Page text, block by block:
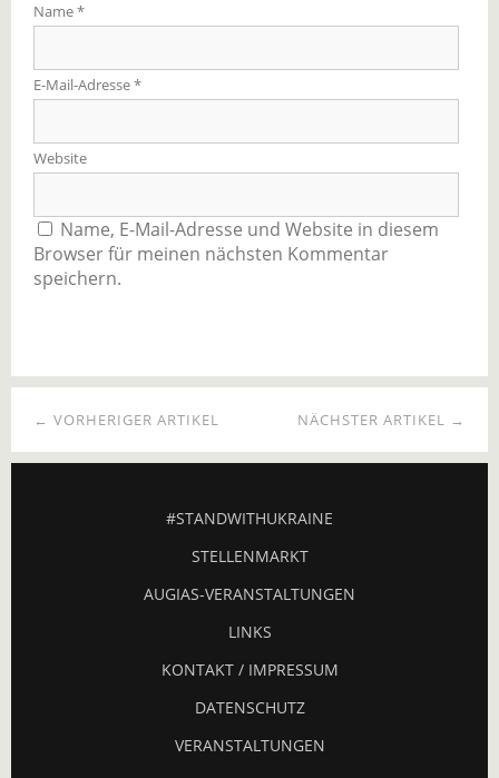
Name*
E-Mail-Adresse*
Website
Name, E-Mail-Adresse und Website in diesem
Browser für meinen nächsten Kommentar
speichern.
NÄCHSTER ARTIKEL →
← VORHERIGER ARTIKEL
#STANDWITHUKRAINE
STELLENMARKT
AUGIAS-VERANSTALTUNGEN
LINKS
KONTAKT / IMPRESSUM
DATENSCHUTZ
VERANSTALTUNGEN